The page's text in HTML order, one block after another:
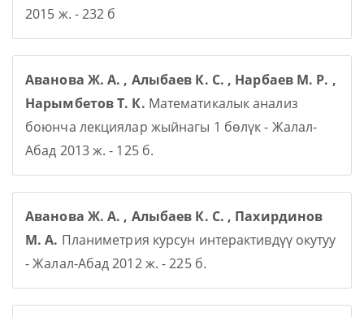
2015 ж. - 232 б
Аванова Ж. А. , Алыбаев К. С. , Нарбаев М. Р. ,
Нарымбетов Т. К. Математикалык анализ
боюнча лекциялар жыйнагы 1 бөлүк - Жалал-
Абад 2013 ж. - 125 б.
Аванова Ж. А. , Алыбаев К. С. , Пахирдинов
М. А. Планиметрия курсун интерактивдүү окутуу
- Жалал-Абад 2012 ж. - 225 б.